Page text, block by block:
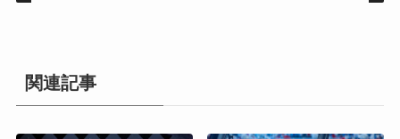
関連記事